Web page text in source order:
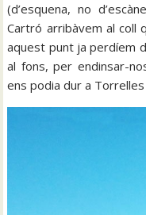
(d’esquena, no
Cartró arribàvem al coll
aquest punt ja perdíem
al fons, per endinsar-
ens podia dur a